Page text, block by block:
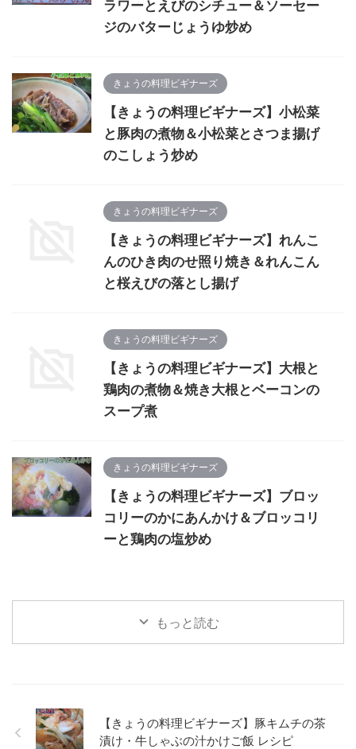
ラワーとえびのシチュー＆ソーセー
ジのバターじょうゆ炒め
きょうの料理ビギナーズ
【きょうの料理ビギナーズ】小松菜
と豚肉の煮物＆小松菜とさつま揚げ
のこしょう炒め
きょうの料理ビギナーズ
【きょうの料理ビギナーズ】れんこ
んのひき肉のせ照り焼き＆れんこん
と桜えびの落とし揚げ
きょうの料理ビギナーズ
【きょうの料理ビギナーズ】大根と
鶏肉の煮物＆焼き大根とベーコンの
スープ煮
きょうの料理ビギナーズ
【きょうの料理ビギナーズ】ブロッ
コリーのかにあんかけ＆ブロッコリ
ーと鶏肉の塩炒め
もっと読む
【きょうの料理ビギナーズ】豚キムチの茶
漬け・牛しゃぶの汁かけご飯 レシピ